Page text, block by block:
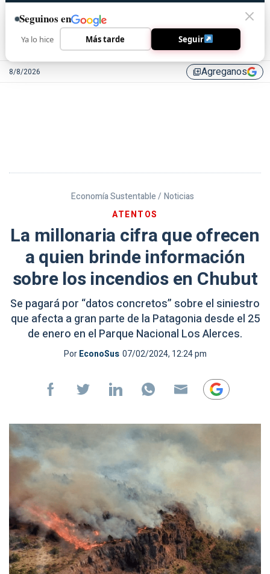
8/8/2026 library_addAgreganos
Economía Sustentable / Noticias
ATENTOS
La millonaria cifra que ofrecen
a quien brinde información
sobre los incendios en Chubut
Se pagará por “datos concretos” sobre el siniestro
que afecta a gran parte de la Patagonia desde el 25
de enero en el Parque Nacional Los Alerces.
PorEconoSus 07/02/2024, 12:24 pm
Seguinos en
Ya lo hice Más tarde Seguir